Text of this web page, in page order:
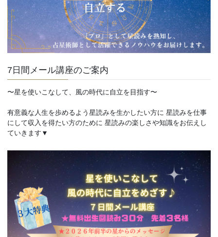
7日間メール講座のご案内
〜星を使いこなして、風の時代に自立を目指す〜
有意義な人生を歩めるよう星読みを生かしたい方に 星読みを仕事
にして収入を得たい方のために 星読みの楽しさや知識をお伝えし
ていきます▼